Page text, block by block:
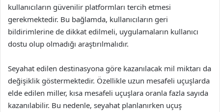
kullanıcıların güvenilir platformları tercih etmesi
gerekmektedir. Bu bağlamda, kullanıcıların geri
bildirimlerine de dikkat edilmeli, uygulamaların kullanıcı
dostu olup olmadığı araştırılmalıdır.
Seyahat edilen destinasyona göre kazanılacak mil miktarı da
değişiklik göstermektedir. Özellikle uzun mesafeli uçuşlarda
elde edilen miller, kısa mesafeli uçuşlara oranla fazla sayıda
kazanılabilir. Bu nedenle, seyahat planlanırken uçuş